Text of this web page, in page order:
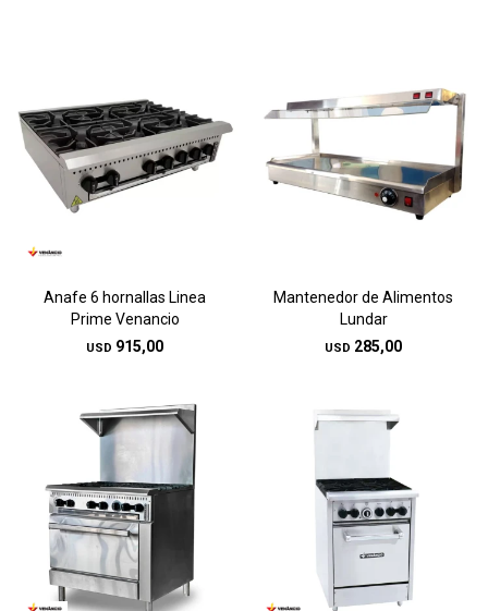
Anafe 6 hornallas Linea
Prime Venancio
USD 915,00
Mantenedor de Alimentos
Lundar
USD 285,00